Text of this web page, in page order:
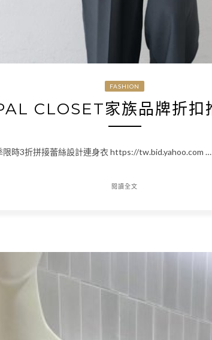
FASHION
CLOSET家族品牌折扣
時3折拼接蕾絲設計連身衣 https://tw.bid.yahoo.com …
閱讀全文